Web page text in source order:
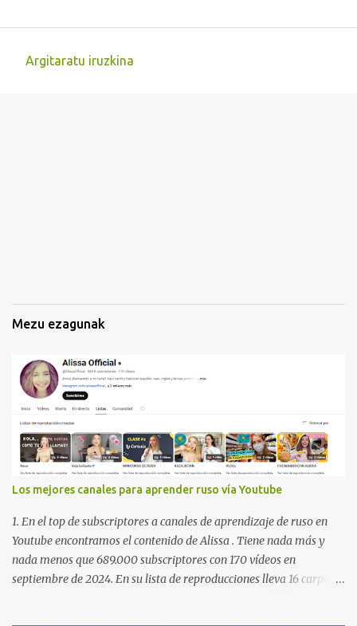
Argitaratu iruzkina
Mezu ezagunak
Los mejores canales para aprender ruso vía Youtube
1. En el top de subscriptores a canales de aprendizaje de ruso en
Youtube encontramos el contenido de Alissa . Tiene nada más y
nada menos que 689.000 subscriptores con 170 vídeos en
septiembre de 2024. En su lista de reproducciones lleva 16 carpetas